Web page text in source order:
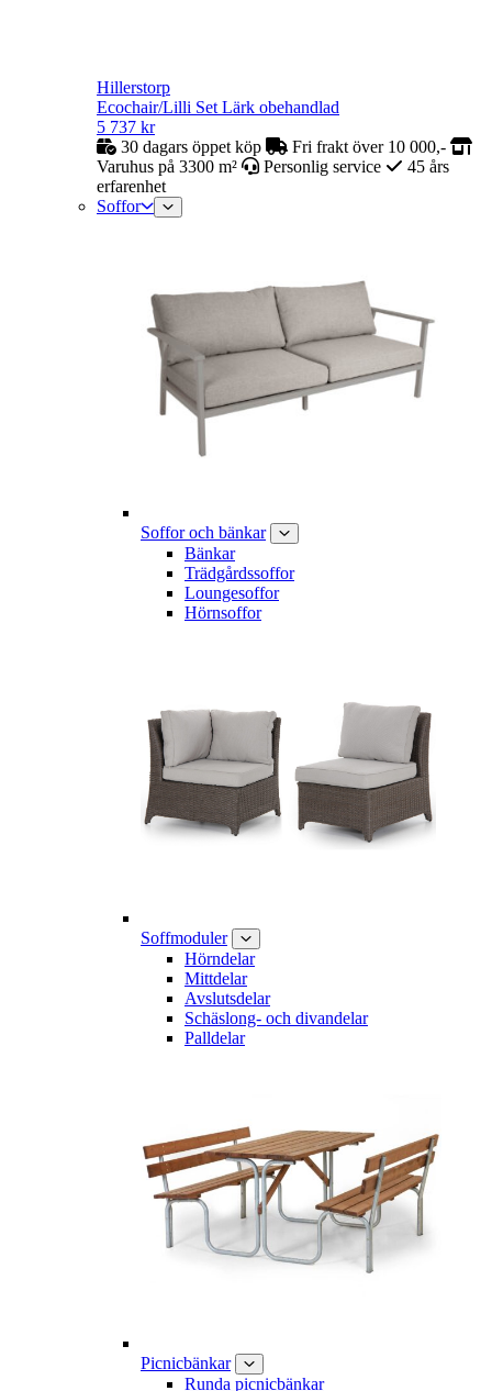
Hillerstorp
Ecochair/Lilli Set Lärk obehandlad
5 737 kr
30 dagars öppet köp
Fri frakt över 10 000,-
Varuhus på 3300 m²
Personlig service
45 års
erfarenhet
Soffor
Soffor och bänkar
Bänkar
Trädgårdssoffor
Loungesoffor
Hörnsoffor
Soffmoduler
Hörndelar
Mittdelar
Avslutsdelar
Schäslong- och divandelar
Palldelar
Picnicbänkar
Runda picnicbänkar